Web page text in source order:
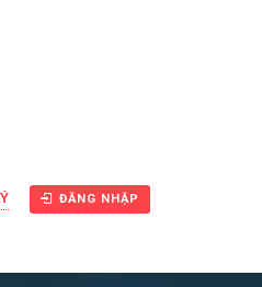
ĐĂNG NHẬP